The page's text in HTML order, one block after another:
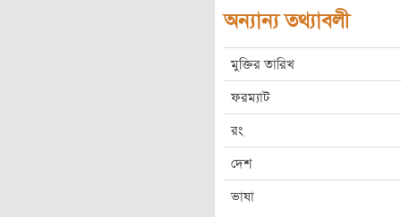
অন্যান্য তথ্যাবলী
মুক্তির তারিখ
ফরম্যাট
রং
দেশ
ভাষা